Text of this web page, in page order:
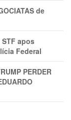
de
apos
Federal
PERDER